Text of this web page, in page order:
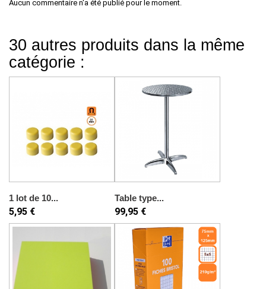
Aucun commentaire n'a été publié pour le moment.
30 autres produits dans la même
catégorie :
1 lot de 10...
5,95 €
Table type...
99,95 €